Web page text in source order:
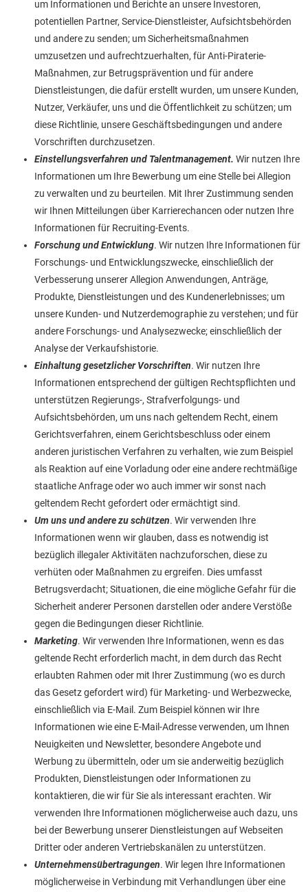
um Informationen und Berichte an unsere Investoren,
potentiellen Partner, Service-Dienstleister, Aufsichtsbehörden
und andere zu senden; um Sicherheitsmaßnahmen
umzusetzen und aufrechtzuerhalten, für Anti-Piraterie-
Maßnahmen, zur Betrugsprävention und für andere
Dienstleistungen, die dafür erstellt wurden, um unsere Kunden,
Nutzer, Verkäufer, uns und die Öffentlichkeit zu schützen; um
diese Richtlinie, unsere Geschäftsbedingungen und andere
Vorschriften durchzusetzen.
Einstellungsverfahren und Talentmanagement. Wir nutzen Ihre
Informationen um Ihre Bewerbung um eine Stelle bei Allegion
zu verwalten und zu beurteilen. Mit Ihrer Zustimmung senden
wir Ihnen Mitteilungen über Karrierechancen oder nutzen Ihre
Informationen für Recruiting-Events.
Forschung und Entwicklung. Wir nutzen Ihre Informationen für
Forschungs- und Entwicklungszwecke, einschließlich der
Verbesserung unserer Allegion Anwendungen, Anträge,
Produkte, Dienstleistungen und des Kundenerlebnisses; um
unsere Kunden- und Nutzerdemographie zu verstehen; und für
andere Forschungs- und Analysezwecke; einschließlich der
Analyse der Verkaufshistorie.
Einhaltung gesetzlicher Vorschriften. Wir nutzen Ihre
Informationen entsprechend der gültigen Rechtspflichten und
unterstützen Regierungs-, Strafverfolgungs- und
Aufsichtsbehörden, um uns nach geltendem Recht, einem
Gerichtsverfahren, einem Gerichtsbeschluss oder einem
anderen juristischen Verfahren zu verhalten, wie zum Beispiel
als Reaktion auf eine Vorladung oder eine andere rechtmäßige
staatliche Anfrage oder wo auch immer wir sonst nach
geltendem Recht gefordert oder ermächtigt sind.
Um uns und andere zu schützen. Wir verwenden Ihre
Informationen wenn wir glauben, dass es notwendig ist
bezüglich illegaler Aktivitäten nachzuforschen, diese zu
verhüten oder Maßnahmen zu ergreifen. Dies umfasst
Betrugsverdacht; Situationen, die eine mögliche Gefahr für die
Sicherheit anderer Personen darstellen oder andere Verstöße
gegen die Bedingungen dieser Richtlinie.
Marketing. Wir verwenden Ihre Informationen, wenn es das
geltende Recht erforderlich macht, in dem durch das Recht
erlaubten Rahmen oder mit Ihrer Zustimmung (wo es durch
das Gesetz gefordert wird) für Marketing- und Werbezwecke,
einschließlich via E-Mail. Zum Beispiel können wir Ihre
Informationen wie eine E-Mail-Adresse verwenden, um Ihnen
Neuigkeiten und Newsletter, besondere Angebote und
Werbung zu übermitteln, oder um sie anderweitig bezüglich
Produkten, Dienstleistungen oder Informationen zu
kontaktieren, die wir für Sie als interessant erachten. Wir
verwenden Ihre Informationen möglicherweise auch dazu, uns
bei der Bewerbung unserer Dienstleistungen auf Webseiten
Dritter oder anderen Vertriebskanälen zu unterstützen.
Unternehmensübertragungen. Wir legen Ihre Informationen
möglicherweise in Verbindung mit Verhandlungen über eine